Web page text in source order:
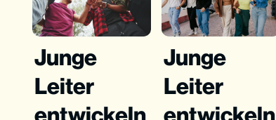
Junge
Leiter
entwickeln
Junge
Leiter
entwickeln